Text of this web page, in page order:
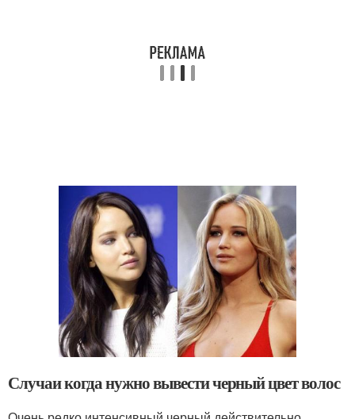
Случаи когда нужно вывести черный цвет волос